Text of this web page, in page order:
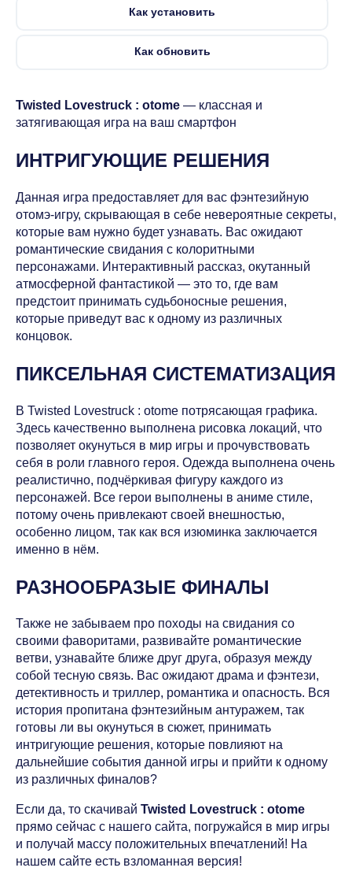
Как установить
Как обновить
Twisted Lovestruck : otome — классная и
затягивающая игра на ваш смартфон
ИНТРИГУЮЩИЕ РЕШЕНИЯ
Данная игра предоставляет для вас фэнтезийную
отомэ-игру, скрывающая в себе невероятные секреты,
которые вам нужно будет узнавать. Вас ожидают
романтические свидания с колоритными
персонажами. Интерактивный рассказ, окутанный
атмосферной фантастикой — это то, где вам
предстоит принимать судьбоносные решения,
которые приведут вас к одному из различных
концовок.
ПИКСЕЛЬНАЯ СИСТЕМАТИЗАЦИЯ
В Twisted Lovestruck : otome потрясающая графика.
Здесь качественно выполнена рисовка локаций, что
позволяет окунуться в мир игры и прочувствовать
себя в роли главного героя. Одежда выполнена очень
реалистично, подчёркивая фигуру каждого из
персонажей. Все герои выполнены в аниме стиле,
потому очень привлекают своей внешностью,
особенно лицом, так как вся изюминка заключается
именно в нём.
РАЗНООБРАЗЫЕ ФИНАЛЫ
Также не забываем про походы на свидания со
своими фаворитами, развивайте романтические
ветви, узнавайте ближе друг друга, образуя между
собой тесную связь. Вас ожидают драма и фэнтези,
детективность и триллер, романтика и опасность. Вся
история пропитана фэнтезийным антуражем, так
готовы ли вы окунуться в сюжет, принимать
интригующие решения, которые повлияют на
дальнейшие события данной игры и прийти к одному
из различных финалов?
Если да, то скачивай Twisted Lovestruck : otome
прямо сейчас с нашего сайта, погружайся в мир игры
и получай массу положительных впечатлений! На
нашем сайте есть взломанная версия!